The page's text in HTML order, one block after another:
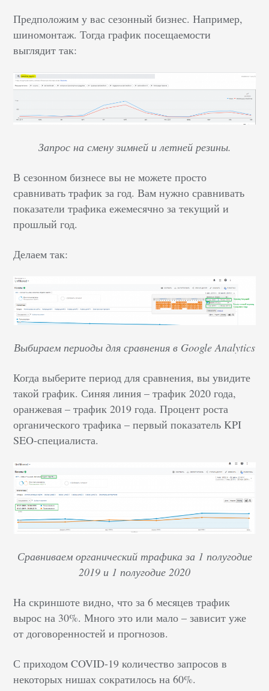
Предположим у вас сезонный бизнес. Например,
шиномонтаж. Тогда график посещаемости
выглядит так:
Запрос на смену зимней и летней резины.
В сезонном бизнесе вы не можете просто
сравнивать трафик за год. Вам нужно сравнивать
показатели трафика ежемесячно за текущий и
прошлый год.
Делаем так:
Выбираем периоды для сравнения в Google Analytics
Когда выберите период для сравнения, вы увидите
такой график. Синяя линия – трафик 2020 года,
оранжевая – трафик 2019 года. Процент роста
органического трафика – первый показатель KPI
SEO-специалиста.
Сравниваем органический трафика за 1 полугодие
2019 и 1 полугодие 2020
На скриншоте видно, что за 6 месяцев трафик
вырос на 30%. Много это или мало – зависит уже
от договоренностей и прогнозов.
С приходом COVID-19 количество запросов в
некоторых нишах сократилось на 60%.